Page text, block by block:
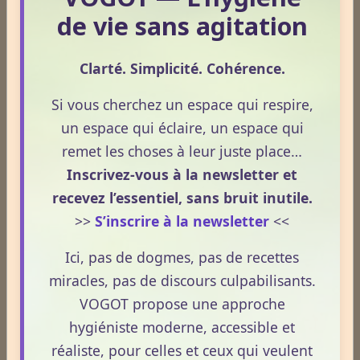
Assistant VOGOT
Qui suis-je ?
Consultation écrite : une réponse
personnalisée à votre question.
Une consultation de naturopathie,
Tarifs (Encarts publicitaires)
de vie sans agitation
Clarté. Simplicité. Cohérence.
Si vous cherchez un espace qui respire,
un espace qui éclaire, un espace qui
remet les choses à leur juste place…
Inscrivez-vous à la newsletter et
recevez l’essentiel, sans bruit inutile.
>> S’inscrire à la newsletter <<
Ici, pas de dogmes, pas de recettes
miracles, pas de discours culpabilisants.
VOGOT propose une approche
hygiéniste moderne, accessible et
réaliste, pour celles et ceux qui veulent